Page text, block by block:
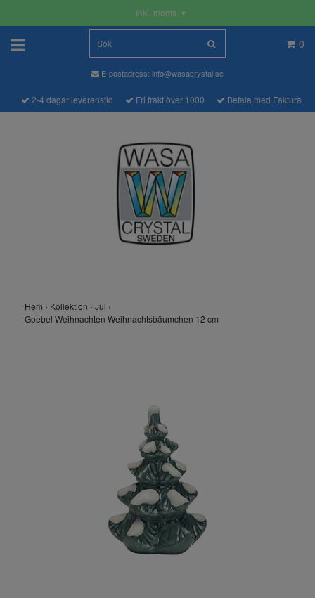
Inkl. moms ▾
0
E-postadress: info@wasacrystal.se
2-4 dagar leveranstid Fri frakt över 1000 Betala med Faktura
Hem › Kollektion › Jul ›
Goebel Weihnachten Weihnachtsbäumchen 12 cm